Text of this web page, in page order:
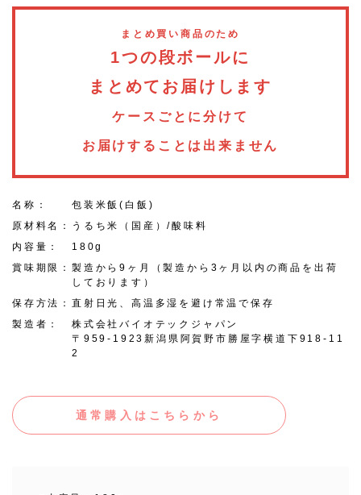
まとめ買い商品のため
1つの段ボールに
まとめてお届けします
ケースごとに分けて
お届けすることは出来ません
名称：
包装米飯(白飯)
原材料名：
うるち米（国産）/酸味料
内容量：
180g
賞味期限： 製造から9ヶ月（製造から3ヶ月以内の商品を出荷
しております）
保存方法： 直射日光、高温多湿を避け常温で保存
製造者：
株式会社バイオテックジャパン
〒959-1923新潟県阿賀野市勝屋字横道下918-11
2
通常購入はこちらから